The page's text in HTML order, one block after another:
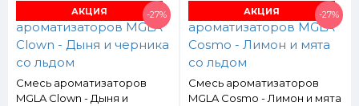
АКЦИЯ -27%
Смесь ароматизаторов
MGLA Clown - Дыня и
АКЦИЯ -27%
Смесь ароматизаторов
MGLA Cosmo - Лимон и мята